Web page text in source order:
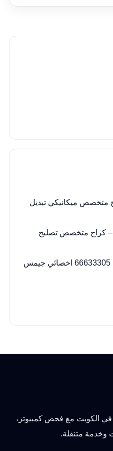
متخصص ميكانيكي تبديل
– كراج متخصص تصليح
في الكويت مع فحص كمبيوتر،
وخدمة متنقلة.